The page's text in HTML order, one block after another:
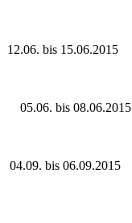
bis 15.06.2015
05.06. bis 08.06.2015
bis 06.09.2015